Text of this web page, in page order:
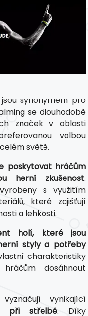
jsou synonymem pro
se dlouhodobě
značek v oblasti
volbou
světě.
poskytovat hráčům
herní zkušenost.
s využitím
které zajišťují
a lehkosti.
holí, které jsou
styly a potřeby
charakteristiky
dosáhnout
vynikající
při střelbě. Díky